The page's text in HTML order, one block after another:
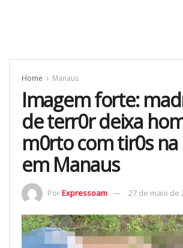
Home Manaus
Imagem forte:
de terr0r deixa
m0rto com tir0s na
em Manaus
PorExpressoam 27 de maio de